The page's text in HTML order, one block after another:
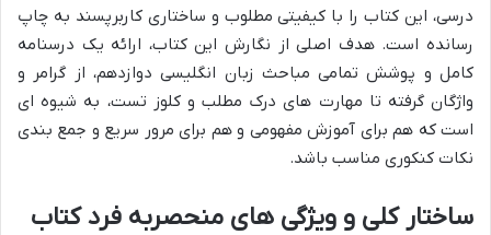
درسی، این کتاب را با کیفیتی مطلوب و ساختاری کاربرپسند به چاپ
رسانده است. هدف اصلی از نگارش این کتاب، ارائه یک درسنامه
کامل و پوشش تمامی مباحث زبان انگلیسی دوازدهم، از گرامر و
واژگان گرفته تا مهارت های درک مطلب و کلوز تست، به شیوه ای
است که هم برای آموزش مفهومی و هم برای مرور سریع و جمع بندی
نکات کنکوری مناسب باشد.
ساختار کلی و ویژگی های منحصربه فرد کتاب